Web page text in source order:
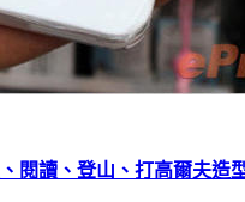
閱讀、登山、打高爾夫造